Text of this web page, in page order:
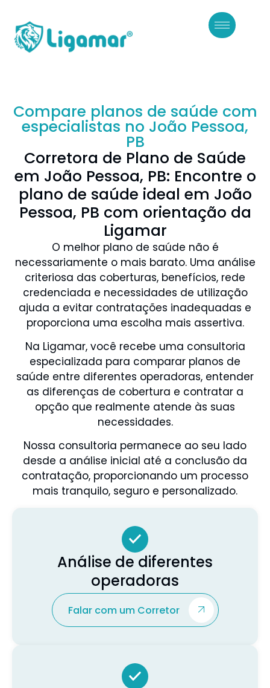
Compare planos de saúde com
especialistas no João Pessoa,
PB
Corretora de Plano de Saúde
em João Pessoa, PB: Encontre o
plano de saúde ideal em João
Pessoa, PB com orientação da
Ligamar
O melhor plano de saúde não é
necessariamente o mais barato. Uma análise
criteriosa das coberturas, benefícios, rede
credenciada e necessidades de utilização
ajuda a evitar contratações inadequadas e
proporciona uma escolha mais assertiva.
Na Ligamar, você recebe uma consultoria
especializada para comparar planos de
saúde entre diferentes operadoras, entender
as diferenças de cobertura e contratar a
opção que realmente atende às suas
necessidades.
Nossa consultoria permanece ao seu lado
desde a análise inicial até a conclusão da
contratação, proporcionando um processo
mais tranquilo, seguro e personalizado.
Análise de diferentes
operadoras
Falar com um Corretor